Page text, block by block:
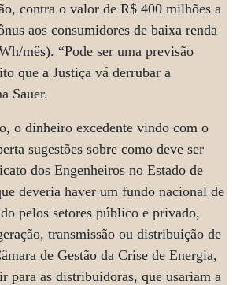
contra o valor de R$ 400 milhões a
aos consumidores de baixa renda
mês). “Pode ser uma previsão
que a Justiça vá derrubar a
Sauer.
o dinheiro excedente vindo com o
sugestões sobre como deve ser
dos Engenheiros no Estado de
deveria haver um fundo nacional de
pelos setores público e privado,
transmissão ou distribuição de
de Gestão da Crise de Energia,
para as distribuidoras, que usariam a